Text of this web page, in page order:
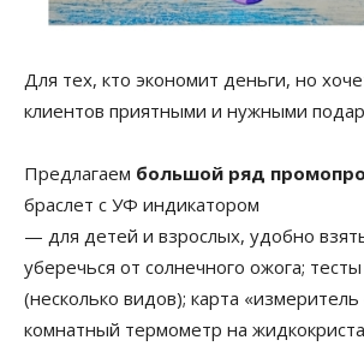
Для тех, кто экономит деньги, но
клиентов приятными и нужными
Предлагаем большой ряд
браслет с УФ индикатором
— для детей и взрослых, удобно
уберечься от солнечного ожога;
(несколько видов); карта «измеритель
комнатный термометр на